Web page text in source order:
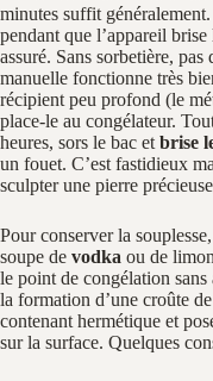
minutes suffit
pendant que l’appareil
assuré. Sans sorbetière,
manuelle fonctionne très
récipient peu profond (le
place-le au congélateur.
heures, sors le bac et brise
un fouet. C’est fastidieux
sculpter une pierre
Pour conserver la
soupe de vodka ou de
le point de congélation
la formation d’une croûte
contenant hermétique et
sur la surface. Quelques